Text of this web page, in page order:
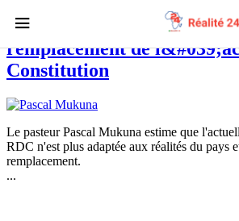
RDC : Pascal Mukuna
remplacement de
Constitution
Le pasteur Pascal Mukuna estime que
RDC n'est plus adaptée aux réalités du pays
remplacement.
...